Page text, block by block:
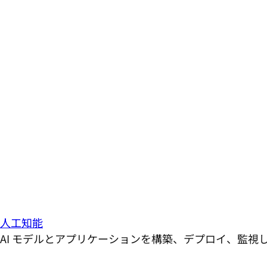
人工知能
AI モデルとアプリケーションを構築、デプロイ、監視